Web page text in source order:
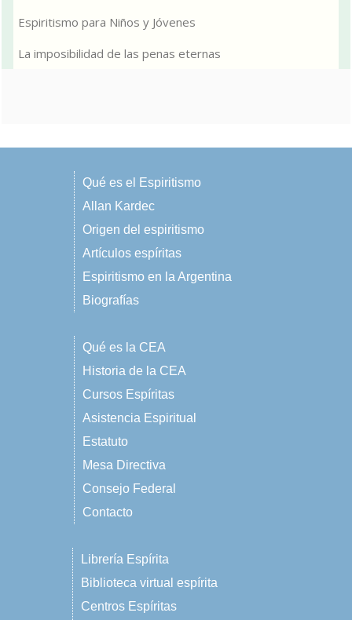
Espiritismo para Niños y Jóvenes
La imposibilidad de las penas eternas
Qué es el Espiritismo
Allan Kardec
Origen del espiritismo
Artículos espíritas
Espiritismo en la Argentina
Biografías
Qué es la CEA
Historia de la CEA
Cursos Espíritas
Asistencia Espiritual
Estatuto
Mesa Directiva
Consejo Federal
Contacto
Librería Espírita
Biblioteca virtual espírita
Centros Espíritas